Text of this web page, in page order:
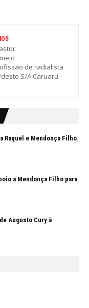
de radialista
S/A Caruaru -
Raquel e Mendonça Filho.
a Mendonça Filho para
Augusto Cury à